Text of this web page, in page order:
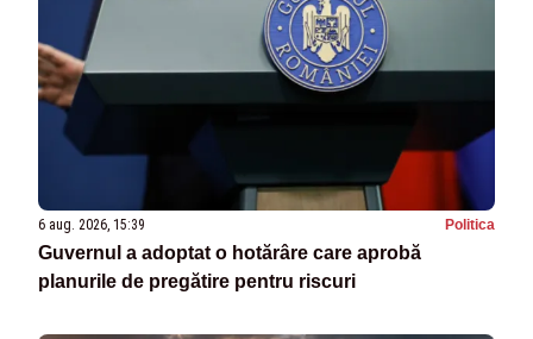
6 aug. 2026, 15:39 Politica
Guvernul a adoptat o hotărâre care aprobă
planurile de pregătire pentru riscuri